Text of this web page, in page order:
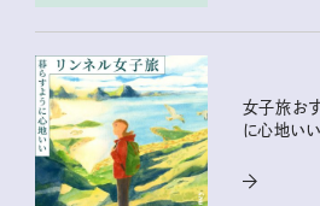
女子旅お
に心地い